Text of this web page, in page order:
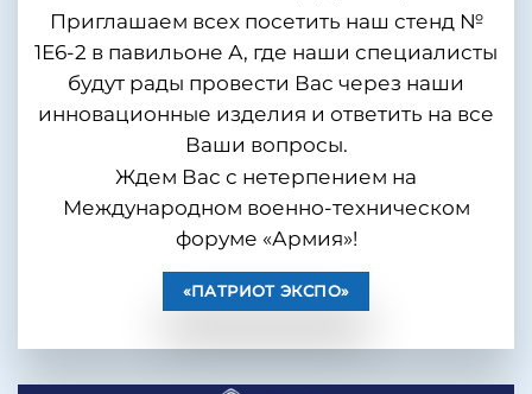
Приглашаем всех посетить наш стенд №
1Е6-2 в павильоне А, где наши специалисты
будут рады провести Вас через наши
инновационные изделия и ответить на все
Ваши вопросы.
Ждем Вас с нетерпением на
Международном военно-техническом
форуме «Армия»!
«ПАТРИОТ ЭКСПО»